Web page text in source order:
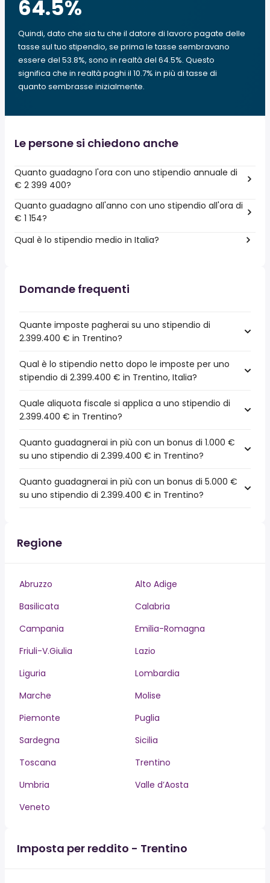
64.5%
Quindi, dato che sia tu che il datore di lavoro pagate delle
tasse sul tuo stipendio, se prima le tasse sembravano
essere del 53.8%, sono in realtà del 64.5%. Questo
significa che in realtà paghi il 10.7% in più di tasse di
quanto sembrasse inizialmente.
Le persone si chiedono anche
Quanto guadagno l'ora con uno stipendio annuale di
€ 2 399 400?
Quanto guadagno all'anno con uno stipendio all'ora di
€ 1 154?
Qual è lo stipendio medio in Italia?
Domande frequenti
Quante imposte pagherai su uno stipendio di
2.399.400 € in Trentino?
Qual è lo stipendio netto dopo le imposte per uno
stipendio di 2.399.400 € in Trentino, Italia?
Quale aliquota fiscale si applica a uno stipendio di
2.399.400 € in Trentino?
Quanto guadagnerai in più con un bonus di 1.000 €
su uno stipendio di 2.399.400 € in Trentino?
Quanto guadagnerai in più con un bonus di 5.000 €
su uno stipendio di 2.399.400 € in Trentino?
Regione
Abruzzo
Alto Adige
Basilicata
Calabria
Campania
Emilia-Romagna
Friuli-V.Giulia
Lazio
Liguria
Lombardia
Marche
Molise
Piemonte
Puglia
Sardegna
Sicilia
Toscana
Trentino
Umbria
Valle d’Aosta
Veneto
Imposta per reddito - Trentino